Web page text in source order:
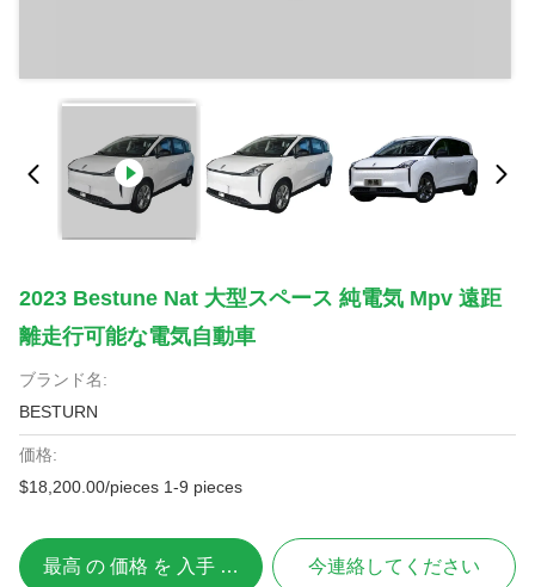
2023 Bestune Nat 大型スペース 純電気 Mpv 遠距
離走行可能な電気自動車
ブランド名:
BESTURN
価格:
$18,200.00/pieces 1-9 pieces
最高 の 価格 を 入手 する 今連絡してください